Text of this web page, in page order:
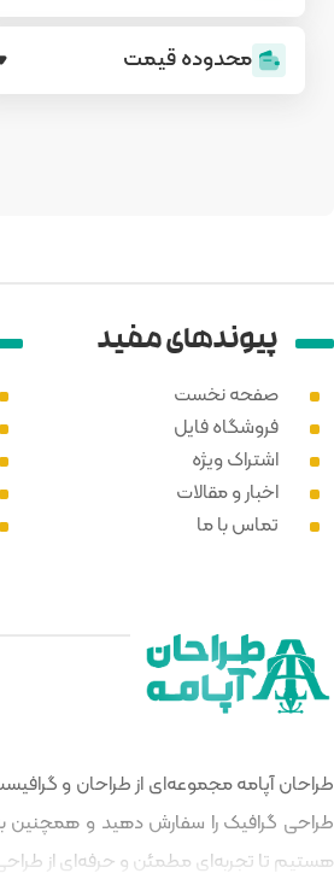
محدوده قیمت
پیوند‌های مفید
صفحه نخست
فروشگاه فایل
اشتراک ویژه
اخبار و مقالات
تماس با ما
طراحان آپامه مجموعه‌ای از طراحان و
طراحی گرافیک را سفارش دهید و همچنین
هستیم تا تجربه‌ای مطمئن و حرفه‌ای از طراحی